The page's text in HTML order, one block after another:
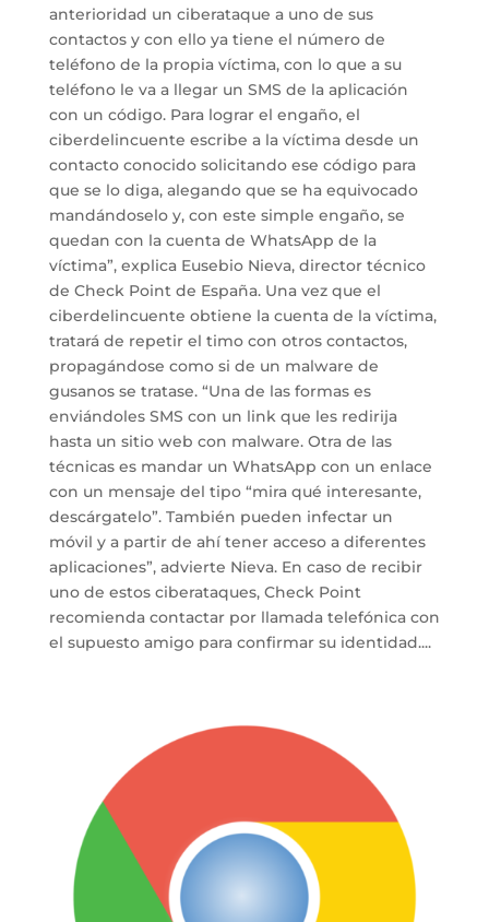
anterioridad un ciberataque a uno de sus
contactos y con ello ya tiene el número de
teléfono de la propia víctima, con lo que a su
teléfono le va a llegar un SMS de la aplicación
con un código. Para lograr el engaño, el
ciberdelincuente escribe a la víctima desde un
contacto conocido solicitando ese código para
que se lo diga, alegando que se ha equivocado
mandándoselo y, con este simple engaño, se
quedan con la cuenta de WhatsApp de la
víctima”, explica Eusebio Nieva, director técnico
de Check Point de España. Una vez que el
ciberdelincuente obtiene la cuenta de la víctima,
tratará de repetir el timo con otros contactos,
propagándose como si de un malware de
gusanos se tratase. “Una de las formas es
enviándoles SMS con un link que les redirija
hasta un sitio web con malware. Otra de las
técnicas es mandar un WhatsApp con un enlace
con un mensaje del tipo “mira qué interesante,
descárgatelo”. También pueden infectar un
móvil y a partir de ahí tener acceso a diferentes
aplicaciones”, advierte Nieva. En caso de recibir
uno de estos ciberataques, Check Point
recomienda contactar por llamada telefónica con
el supuesto amigo para confirmar su identidad....